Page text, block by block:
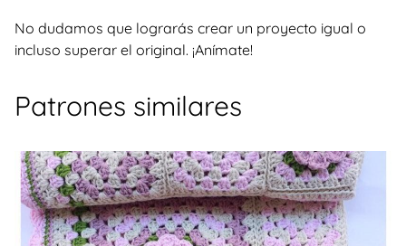
No dudamos que lograrás crear un proyecto igual o
incluso superar el original. ¡Anímate!
Patrones similares